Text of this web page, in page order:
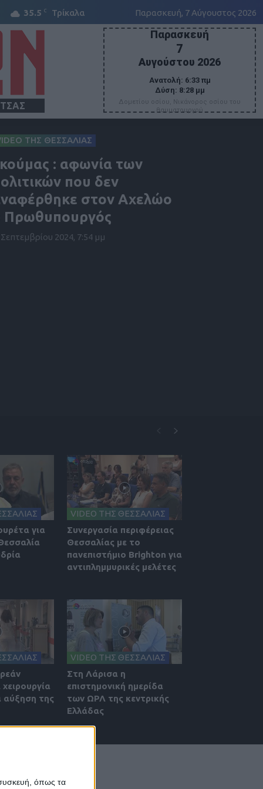
όπως τα
35.5 C Τρίκαλα Παρασκευή, 7 Αύγουστος 2026
Παρασκευή
7
Αυγούστου 2026
Ανατολή: 6:33 πμ
Δύση: 8:28 μμ
Δομετίου οσίου, Νικάνορος οσίου του
θαυματουργού
ΤΗΣ ΘΕΣΣΑΛΙΑΣ
: αφωνία των
που δεν
στον Αχελώο
Πρωθυπουργός
Σεπτεμβρίου 2024, 7:54 μμ
για
VIDEO ΤΗΣ ΘΕΣΣΑΛΙΑΣ
Συνεργασία περιφέρειας
Θεσσαλίας με το
πανεπιστήμιο Brighton για
αντιπλημμυρικές μελέτες
αύξηση της
VIDEO ΤΗΣ ΘΕΣΣΑΛΙΑΣ
Στη Λάρισα η
επιστημονική ημερίδα
των ΩΡΛ της κεντρικής
Ελλάδας